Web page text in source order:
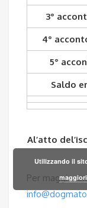
3°
4°
5°
Saldo
Al’atto
Per maggior
Utilizzando il